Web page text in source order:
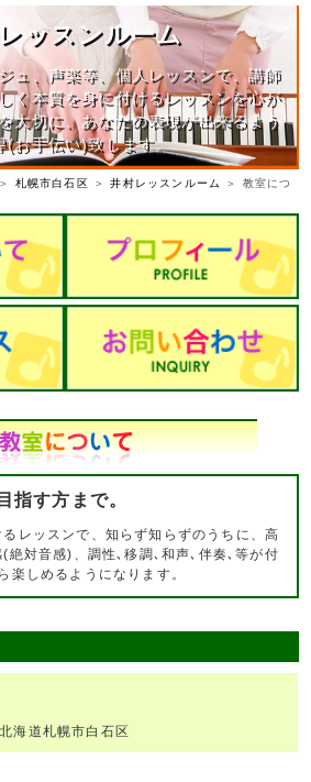
ッスンルーム
ュ、声楽等、個人レッスンで、講師
く本質を身に付けるレッスンを心が
大切に、あなたの表現が出来るよう
(お手伝い)致します。
＞ 札幌市白石区 ＞井村レッスンルーム
＞ 教室につ
指す方まで。
レッスンで、知らず知らずのうちに、高
絶対音感)、調性､移調､和声､伴奏､等が付
楽しめるようになります。
北海道札幌市白石区